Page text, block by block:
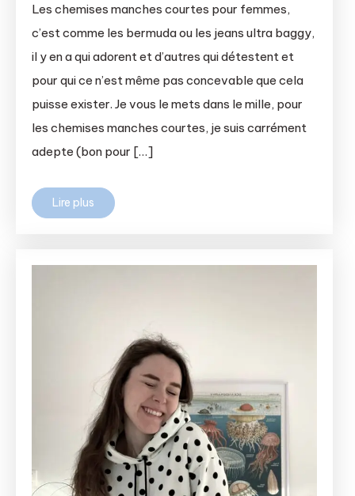
Les chemises manches courtes pour femmes,
c’est comme les bermuda ou les jeans ultra baggy,
il y en a qui adorent et d’autres qui détestent et
pour qui ce n’est même pas concevable que cela
puisse exister. Je vous le mets dans le mille, pour
les chemises manches courtes, je suis carrément
adepte (bon pour […]
Lire plus